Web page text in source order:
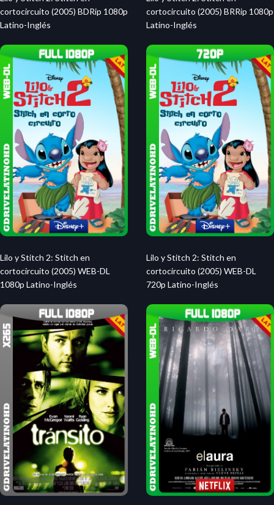
cortocircuito (2005) BDRip 1080p
Latino-Inglés
cortocircuito (2005) BRRip 1080p
Latino-Inglés
Lilo y Stitch 2: Stitch en
cortocircuito (2005) WEB-DL
1080p Latino-Inglés
Lilo y Stitch 2: Stitch en
cortocircuito (2005) WEB-DL
720p Latino-Inglés